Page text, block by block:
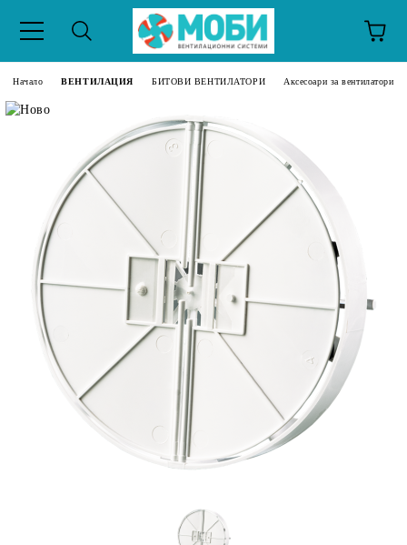
Начало ВЕНТИЛАЦИЯ БИТОВИ ВЕНТИЛАТОРИ Аксесоари за вентилатори